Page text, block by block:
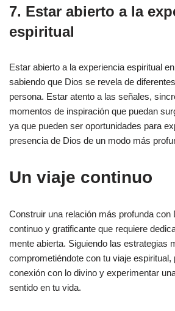
7. Estar abierto a la
espiritual
Estar abierto a la experiencia espiritual
sabiendo que Dios se revela de
persona. Estar atento a las señales,
momentos de inspiración que puedan
ya que pueden ser oportunidades para
presencia de Dios de un modo más
Un viaje continuo
Construir una relación más profunda con
continuo y gratificante que requiere
mente abierta. Siguiendo las estrategias
comprometiéndote con tu viaje espiritual,
conexión con lo divino y experimentar
sentido en tu vida.